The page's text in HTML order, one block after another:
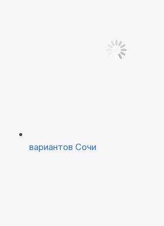
вариантов Сочи